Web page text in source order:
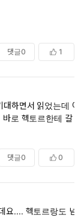
댓글0 1
하면서 읽었는데 아
댓글0 0
요.... 헥토르랑도 넘